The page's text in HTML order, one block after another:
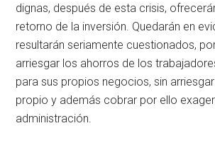
dignas, después de esta crisis,
retorno de la inversión. Quedarán en
resultarán seriamente cuestionados,
arriesgar los ahorros de los
para sus propios negocios, sin
propio y además cobrar por ello
administración.